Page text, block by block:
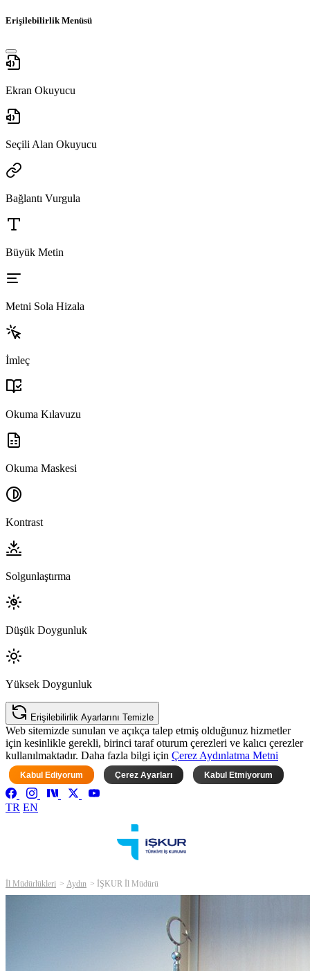
Erişilebilirlik Menüsü
Ekran Okuyucu
Seçili Alan Okuyucu
Bağlantı Vurgula
Büyük Metin
Metni Sola Hizala
İmleç
Okuma Kılavuzu
Okuma Maskesi
Kontrast
Solgunlaştırma
Düşük Doygunluk
Yüksek Doygunluk
Erişilebilirlik Ayarlarını Temizle
Web sitemizde sunulan ve açıkça talep etmiş olduğunuz hizmetler
için kesinlikle gerekli, birinci taraf oturum çerezleri ve kalıcı çerezler
kullanılmaktadır. Daha fazla bilgi için Çerez Aydınlatma Metni
Kabul Ediyorum Çerez Ayarları Kabul Etmiyorum
TR EN
İl Müdürlükleri Aydın İŞKUR İl Müdürü